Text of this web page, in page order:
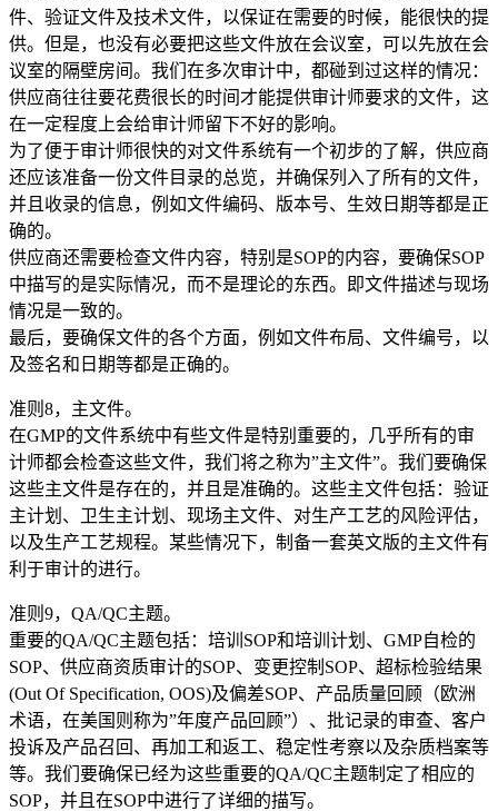
件、验证文件及技术文件，以保证在需要的时候，能很快的提
供。但是，也没有必要把这些文件放在会议室，可以先放在会
议室的隔壁房间。我们在多次审计中，都碰到过这样的情况：
供应商往往要花费很长的时间才能提供审计师要求的文件，这
在一定程度上会给审计师留下不好的影响。
为了便于审计师很快的对文件系统有一个初步的了解，供应商
还应该准备一份文件目录的总览，并确保列入了所有的文件，
并且收录的信息，例如文件编码、版本号、生效日期等都是正
确的。
供应商还需要检查文件内容，特别是SOP的内容，要确保SOP
中描写的是实际情况，而不是理论的东西。即文件描述与现场
情况是一致的。
最后，要确保文件的各个方面，例如文件布局、文件编号，以
及签名和日期等都是正确的。
准则8，主文件。
在GMP的文件系统中有些文件是特别重要的，几乎所有的审
计师都会检查这些文件，我们将之称为”主文件”。我们要确保
这些主文件是存在的，并且是准确的。这些主文件包括：验证
主计划、卫生主计划、现场主文件、对生产工艺的风险评估，
以及生产工艺规程。某些情况下，制备一套英文版的主文件有
利于审计的进行。
准则9，QA/QC主题。
重要的QA/QC主题包括：培训SOP和培训计划、GMP自检的
SOP、供应商资质审计的SOP、变更控制SOP、超标检验结果
(Out Of Specification, OOS)及偏差SOP、产品质量回顾（欧洲
术语，在美国则称为”年度产品回顾”）、批记录的审查、客户
投诉及产品召回、再加工和返工、稳定性考察以及杂质档案等
等。我们要确保已经为这些重要的QA/QC主题制定了相应的
SOP，并且在SOP中进行了详细的描写。